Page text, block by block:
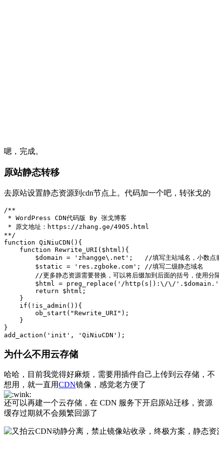
嗯，完成。
原站静态转移
去原站设置静态资源到cdn节点上。代码加一个吧，转张戈的
/**
* WordPress CDN代码版 By 张戈博客
* 原文地址：https://zhang.ge/4905.html
**/
function QiNiuCDN(){
    function Rewrite_URI($html){
$domain = 'zhangge\.net';   //填写主站域名，小数点前
        $static = 'res.zgboke.com'; //填写二级静态域名
//更多静态资源需要替换，可以将后缀加到后面的括号，使用分
$html = preg_replace('/http(s|):\/\/
        return $html;
    }
    if(!is_admin()){
        ob_start("Rewrite_URI");
    }
}
add_action('init', 'QiNiuCDN');
为什么不用云存储
哈哈，目前我觉得好麻烦，需要用插件自己上传到云存储，不
想用，就一直用CDN镜像，感觉老方便了
还可以再建一个云存储，在 CDN 服务下开启原站迁移，资源
缓存过期就不会频繁回源了